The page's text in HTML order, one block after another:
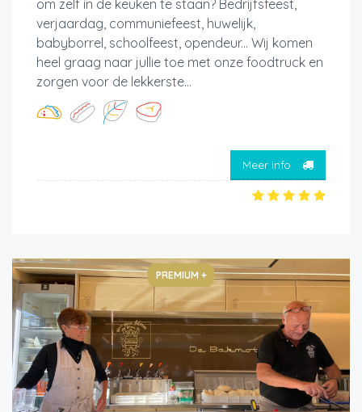
om zelf in de keuken te staan? Bedrijfsfeest,
verjaardag, communiefeest, huwelijk,
babyborrel, schoolfeest, opendeur... Wij komen
heel graag naar jullie toe met onze foodtruck en
zorgen voor de lekkerste...
Meer info
PREMIUM +